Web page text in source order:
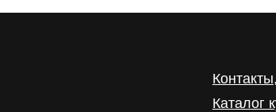
Каталог